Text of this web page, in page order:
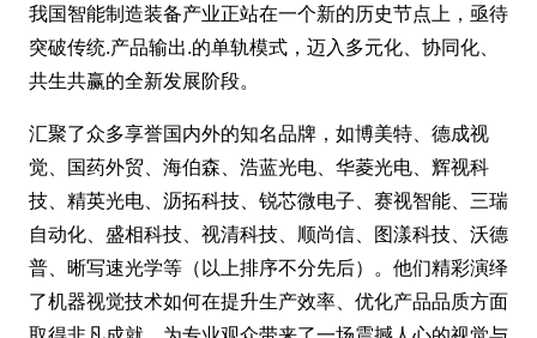
我国智能制造装备产业正站在一个新的历史节点上，亟待
突破传统.产品输出.的单轨模式，迈入多元化、协同化、
共生共赢的全新发展阶段。
汇聚了众多享誉国内外的知名品牌，如博美特、德成视
觉、国药外贸、海伯森、浩蓝光电、华菱光电、辉视科
技、精英光电、沥拓科技、锐芯微电子、赛视智能、三瑞
自动化、盛相科技、视清科技、顺尚信、图漾科技、沃德
普、晰写速光学等（以上排序不分先后）。他们精彩演绎
了机器视觉技术如何在提升生产效率、优化产品品质方面